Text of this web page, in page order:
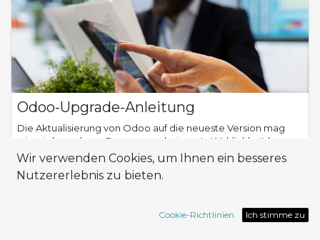
Odoo-Upgrade-Anleitung
Die Aktualisierung von Odoo auf die neueste Version mag
wie ein komplexer Prozess erscheinen. In Wirklichkeit kann
sie mit dem richtigen Ansatz zu einer wertvollen Gelegenheit
Guides
Wir verwenden Cookies, um Ihnen ein besseres
Nutzererlebnis zu bieten.
Cookie-Richtlinien Ich stimme zu